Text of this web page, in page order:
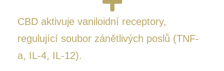
CBD aktivuje vaniloidní receptory,
regulující soubor zánětlivých poslů (TNF-
a, IL-4, IL-12).